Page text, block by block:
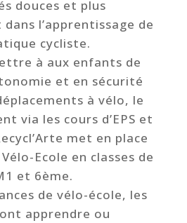
douces et plus
l’apprentissage de
cycliste.
à aux enfants de
et en sécurité
à vélo, le
via les cours d’EPS et
met en place
Ecole en classes de
et 6ème.
de vélo-école, les
apprendre ou